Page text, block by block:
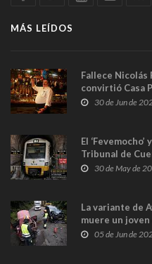
MÁS LEÍDOS
Fallece Nicolás
convirtió Casa
en Madrid
30 de Jun de
El
Tribunal de
sobrecoste de
30 de May de
La variante de
muere un
frontal
05 de Jun de